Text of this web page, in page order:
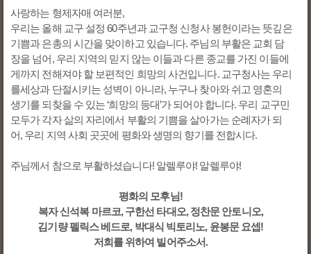
사랑하는 형제자매 여러분,
우리는 올해 교구 설정 60주년과 교구청 신청사 봉헌이라는 뜻깊은
기쁨과 은총의 시간을 맞이하고 있습니다. 주님의 부활은 교회 담
장을 넘어, 우리 지역의 믿지 않는 이들과 다른 종교를 가진 이들에
게까지 전해져야 할 보편적인 희망의 사건입니다. 교구청사는 우리
를세상과 단절시키는 성벽이 아니라, 누구나 찾아와 쉬고 영혼의
생기를 되찾을 수 있는 ‘희망의 등대’가 되어야 합니다. 우리 교구민
모두가 각자 삶의 자리에서 부활의 기쁨을 살아가는 순례자가 되
어, 우리 지역 사회 곳곳에 평화와 생명의 향기를 전합시다.
주님께서 참으로 부활하셨습니다! 알렐루야! 알렐루야!
평화의 모후님!
복자 신석복 마르코, 구한선 타대오, 정찬문 안토니오,
김기량 펠릭스 베드로, 박대식 빅토리노, 윤봉문 요셉!
저희를 위하여 빌어주소서.